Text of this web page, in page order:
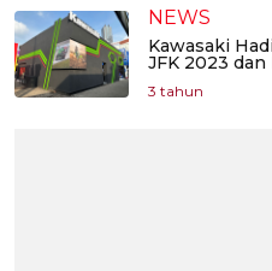
NEWS
Kawasaki
JFK 2023
3 tahun